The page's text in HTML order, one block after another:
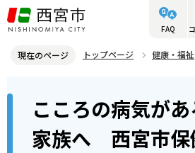
こ
の
ジ
FAQ
現在のページ トップページ 健康・福祉
こころの病気がある方のご家族へ 西宮市保
こころの病気が
家族へ 西宮市保